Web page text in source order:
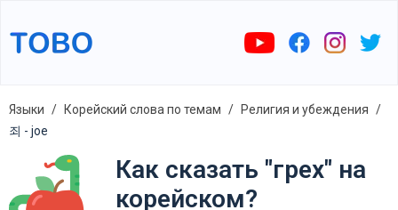
Языки Корейский слова по темам
Религия и убеждения
죄 - joe
Как сказать "грех" на
корейском?